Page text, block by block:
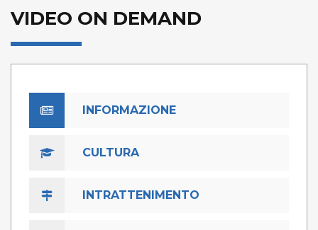
VIDEO ON DEMAND
INFORMAZIONE
CULTURA
INTRATTENIMENTO